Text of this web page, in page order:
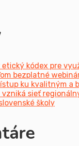
kódex pre
bezplatné
ku kvalitným a
sieť
školy